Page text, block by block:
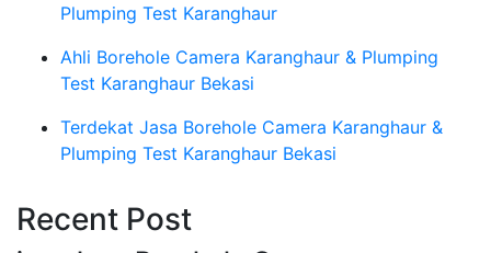
Plumping Test Karanghaur
Ahli Borehole Camera Karanghaur & Plumping
Test Karanghaur Bekasi
Terdekat Jasa Borehole Camera Karanghaur &
Plumping Test Karanghaur Bekasi
Recent Post